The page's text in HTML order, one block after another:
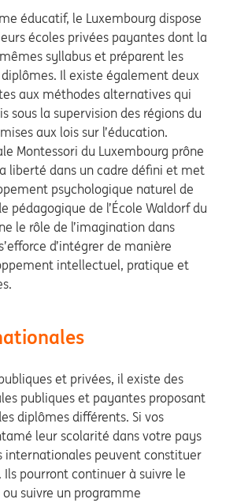
éducatif, le Luxembourg dispose
écoles privées payantes dont la
syllabus et préparent les
Il existe également deux
aux méthodes alternatives qui
sous la supervision des régions du
aux lois sur l’éducation.
Montessori du Luxembourg prône
liberté dans un cadre défini et met
psychologique naturel de
pédagogique de l’École Waldorf du
le rôle de l’imagination dans
d’intégrer de manière
intellectuel, pratique et
et privées, il existe des
publiques et payantes proposant
diplômes différents. Si vos
leur scolarité dans votre pays
internationales peuvent constituer
pourront continuer à suivre le
suivre un programme